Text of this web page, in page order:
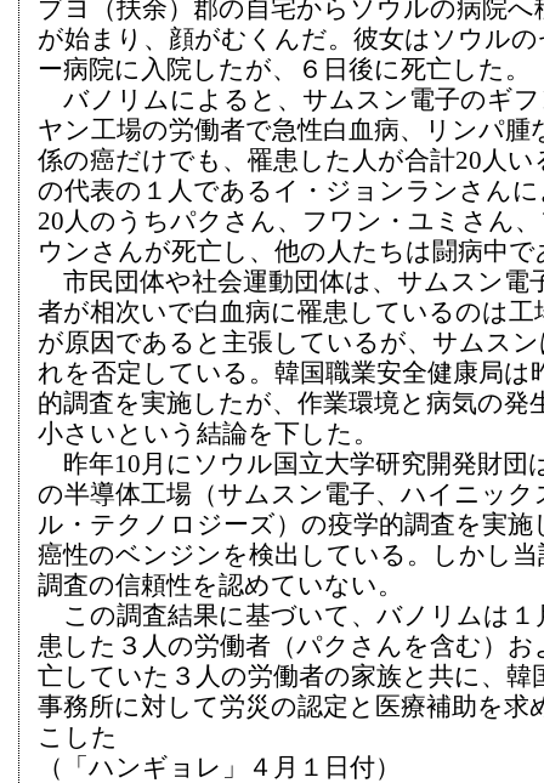
ブヨ（扶余）郡の自宅からソウルの病院へ
が始まり、顔がむくんだ。彼女はソウル
ー病院に入院したが、６日後に死亡した。
バノリムによると、サムスン電子のギ
ヤン工場の労働者で急性白血病、リンパ腫
係の癌だけでも、罹患した人が合計20人
の代表の１人であるイ・ジョンランさん
20人のうちパクさん、フワン・ユミさん
ウンさんが死亡し、他の人たちは闘病中で
市民団体や社会運動団体は、サムスン電
者が相次いで白血病に罹患しているのは工
が原因であると主張しているが、サムス
れを否定している。韓国職業安全健康局は
的調査を実施したが、作業環境と病気の発
小さいという結論を下した。
昨年10月にソウル国立大学研究開発財団
の半導体工場（サムスン電子、ハイニック
ル・テクノロジーズ）の疫学的調査を実施
癌性のベンジンを検出している。しかし
調査の信頼性を認めていない。
この調査結果に基づいて、バノリムは１
患した３人の労働者（パクさんを含む）
亡していた３人の労働者の家族と共に、韓
事務所に対して労災の認定と医療補助を求
こした
（「ハンギョレ」４月１日付）